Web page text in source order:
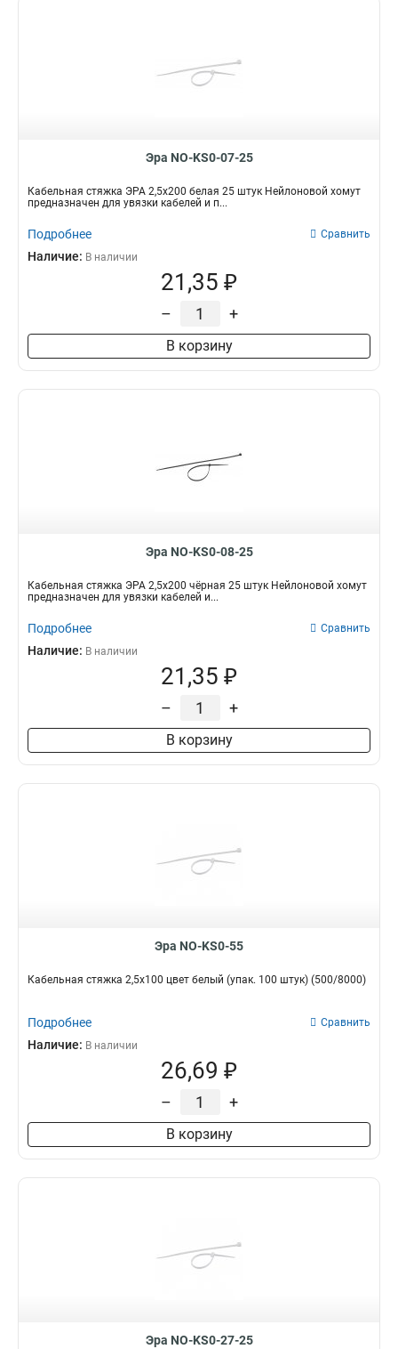
Эра NO-KS0-07-25
Кабельная стяжка ЭРА 2,5х200 белая 25 штук Нейлоновой хомут
предназначен для увязки кабелей и п...
Подробнее Сравнить
Наличие: В наличии
21,35 ₽
– +
В корзину
Эра NO-KS0-08-25
Кабельная стяжка ЭРА 2,5х200 чёрная 25 штук Нейлоновой хомут
предназначен для увязки кабелей и...
Подробнее Сравнить
Наличие: В наличии
21,35 ₽
– +
В корзину
Эра NO-KS0-55
Кабельная стяжка 2,5х100 цвет белый (упак. 100 штук) (500/8000)
Подробнее Сравнить
Наличие: В наличии
26,69 ₽
– +
В корзину
Эра NO-KS0-27-25